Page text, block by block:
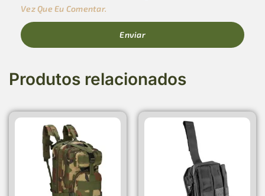
Vez Que Eu Comentar.
Produtos relacionados